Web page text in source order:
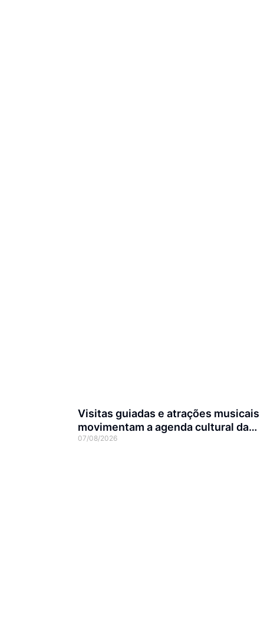
Visitas guiadas e atrações musicais
movimentam a agenda cultural da
semana em Joinville
07/08/2026